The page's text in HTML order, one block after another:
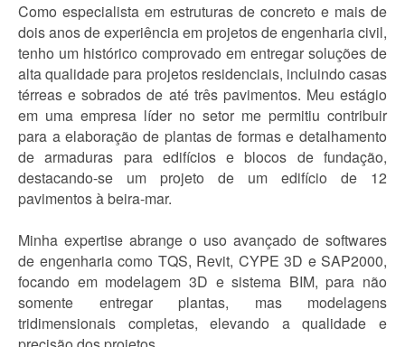
Como especialista em estruturas de concreto e mais de
dois anos de experiência em projetos de engenharia civil,
tenho um histórico comprovado em entregar soluções de
alta qualidade para projetos residenciais, incluindo casas
térreas e sobrados de até três pavimentos. Meu estágio
em uma empresa líder no setor me permitiu contribuir
para a elaboração de plantas de formas e detalhamento
de armaduras para edifícios e blocos de fundação,
destacando-se um projeto de um edifício de 12
pavimentos à beira-mar.
Minha expertise abrange o uso avançado de softwares
de engenharia como TQS, Revit, CYPE 3D e SAP2000,
focando em modelagem 3D e sistema BIM, para não
somente entregar plantas, mas modelagens
tridimensionais completas, elevando a qualidade e